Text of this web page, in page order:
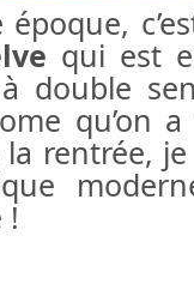
époque,
qui est
double
qu’on
rentrée,
!